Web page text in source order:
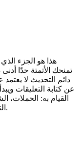
هذا هو الجزء
تمنحك الأتمتة حدًا
دائم التحديث لا
عن كتابة التعليقات
القيام به: الحملات،
التي لا تملك قسم تسويق على واحد لأول مرة.